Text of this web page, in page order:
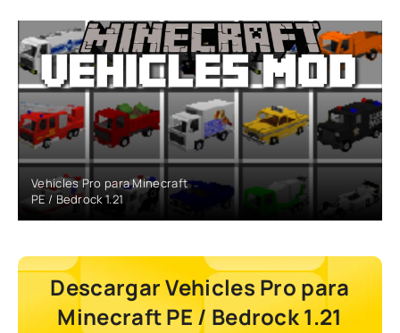
Vehicles Pro para Minecraft
PE / Bedrock 1.21
Descargar Vehicles Pro para
Minecraft PE / Bedrock 1.21